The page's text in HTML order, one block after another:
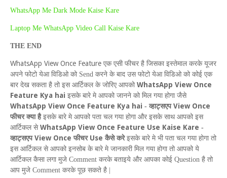
WhatsApp Me Dark Mode Kaise Kare
Laptop Me WhatsApp Video Call Kaise Kare
THE END
WhatsApp ViewOnce Feature एक एसी फीचर है जिसका इस्तेमाल करके यूजर
अपने फोटो येआ विडिओ को Send करने के बाद उस फोटो येआ विडिओ को कोई एक
बार देख सकता है तो इस आर्टिकल के जोरिए आपको WhatsApp View Once
Feature Kya hai इसके बारे मे आपको जानने को मिल गया होगा जैसे
WhatsApp View Once Feature Kya hai - व्हाट्सएप View Once
फीचर क्या हैइसके बारे मे आपको पता चल गया होगा और इसके साथ आपको इस
आर्टिकल से WhatsApp View Once Feature Use Kaise Kare -
व्हाट्सएप View Once फीचर Use कैसे करे इसके बारे मे भी पता चल गया होगा तो
इस आर्टिकल से आपको इनसोब के बारे मे जानकारी मिल गया होगा तो आपको ये
आर्टिकल कैसा लगा मुजे Comment करके बताइये और आपका कोई Question है तो
आप मुजे Comment करके पूछ सकते है |